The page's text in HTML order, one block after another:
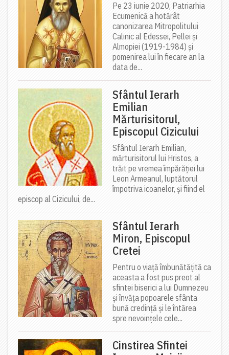
Pe 23 iunie 2020, Patriarhia
Ecumenică a hotărât
canonizarea Mitropolitului
Calinic al Edessei, Pellei și
Almopiei (1919-1984) și
pomenirea lui în fiecare an la
data de...
Sfântul Ierarh
Emilian
Mărturisitorul,
Episcopul Cizicului
Sfântul Ierarh Emilian,
mărturisitorul lui Hristos, a
trăit pe vremea împărăției lui
Leon Armeanul, luptătorul
împotriva icoanelor, și fiind el
episcop al Cizicului, de...
Sfântul Ierarh
Miron, Episcopul
Cretei
Pentru o viață îmbunătățită ca
aceasta a fost pus preot al
sfintei biserici a lui Dumnezeu
și învăța popoarele sfânta
bună credință și le întărea
spre nevoințele cele...
Cinstirea Sfintei